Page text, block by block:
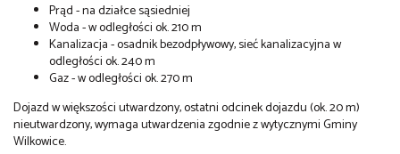
Prąd - na działce sąsiedniej
Woda - w odległości ok. 210 m
Kanalizacja - osadnik bezodpływowy, sieć kanalizacyjna w
odległości ok. 240 m
Gaz - w odległości ok. 270 m
Dojazd w większości utwardzony, ostatni odcinek dojazdu (ok. 20 m)
nieutwardzony, wymaga utwardzenia zgodnie z wytycznymi Gminy
Wilkowice.